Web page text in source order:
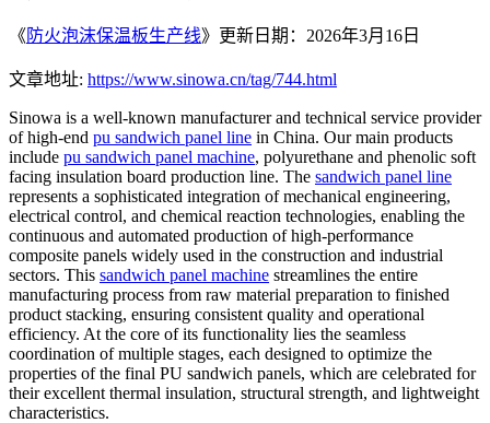
《 防火泡沫保温板生产线》更新日期：2026年3月16日
文章地址: https://www.sinowa.cn/tag/744.html
Sinowa is a well-known manufacturer and technical service provider
of high-end pu sandwich panel line in China. Our main products
include pu sandwich panel machine, polyurethane and phenolic soft
facing insulation board production line. The sandwich panel line
represents a sophisticated integration of mechanical engineering,
electrical control, and chemical reaction technologies, enabling the
continuous and automated production of high-performance
composite panels widely used in the construction and industrial
sectors. This sandwich panel machine streamlines the entire
manufacturing process from raw material preparation to finished
product stacking, ensuring consistent quality and operational
efficiency. At the core of its functionality lies the seamless
coordination of multiple stages, each designed to optimize the
properties of the final PU sandwich panels, which are celebrated for
their excellent thermal insulation, structural strength, and lightweight
characteristics.